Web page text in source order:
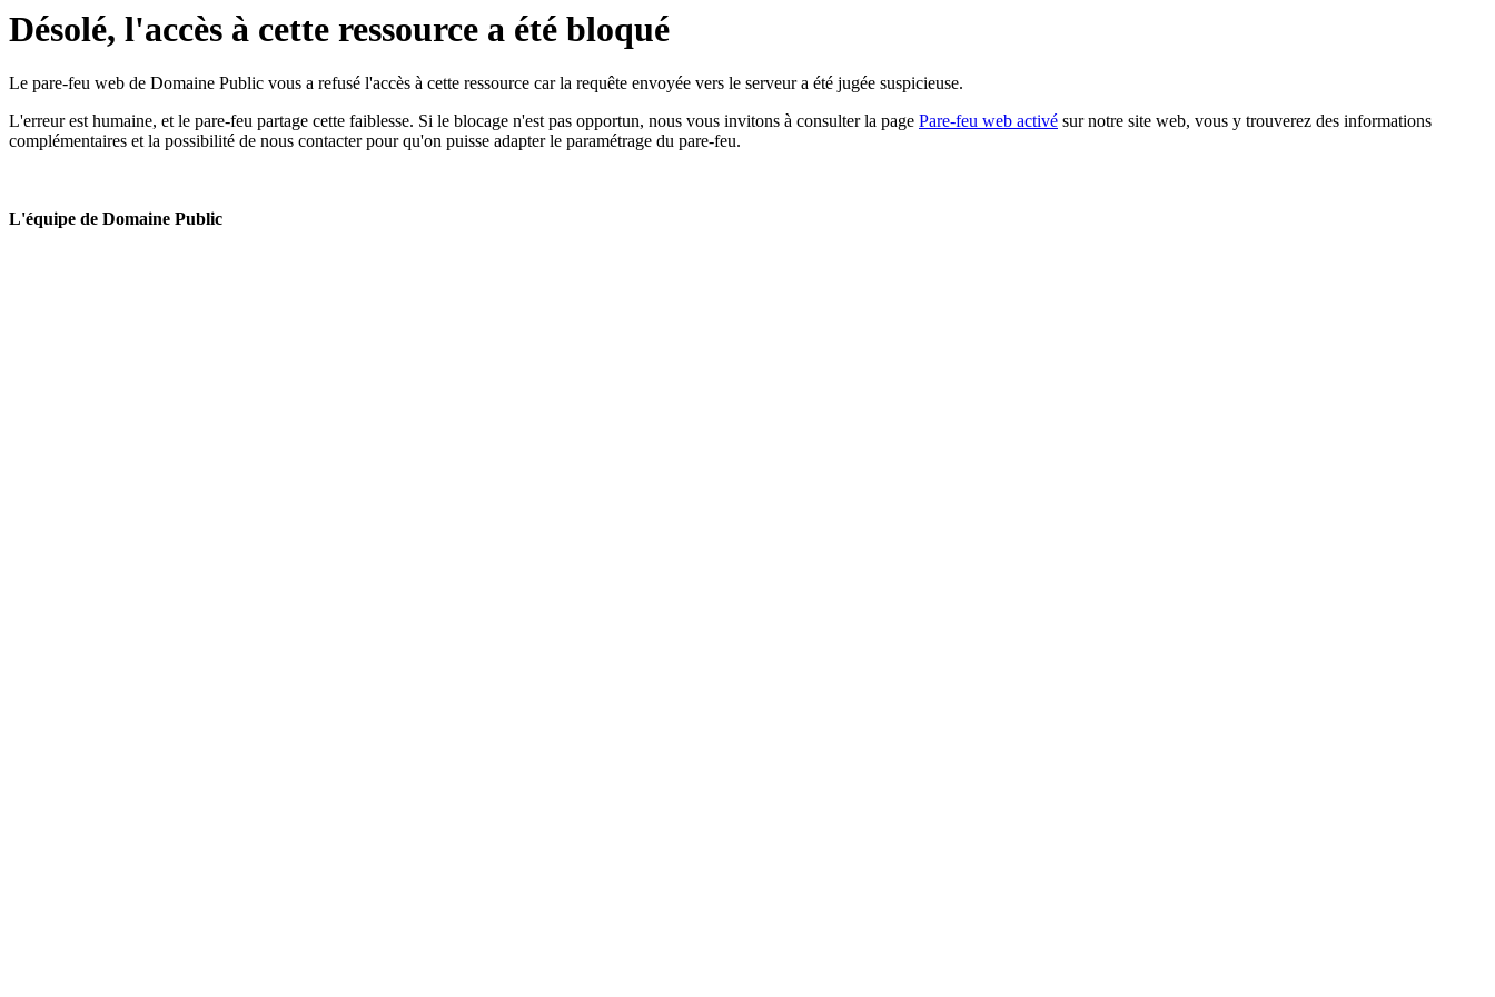
Désolé, l'accès à cette ressource a été bloqué
Le pare-feu web de Domaine Public vous a refusé l'accès à cette ressource car la requête envoyée vers le serveur a été jugée suspicieuse.
L'erreur est humaine, et le pare-feu partage cette faiblesse. Si le blocage n'est pas opportun, nous vous invitons à consulter la page Pare-feu web activé sur notre site web, vous y trouverez des informations
complémentaires et la possibilité de nous contacter pour qu'on puisse adapter le paramétrage du pare-feu.
L'équipe de Domaine Public